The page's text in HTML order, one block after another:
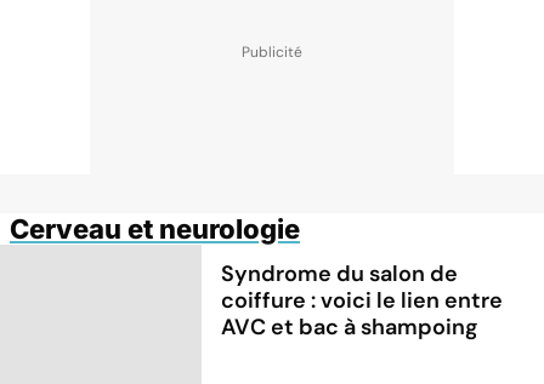
Cerveau et neurologie
Syndrome du salon de
coiffure : voici le lien entre
AVC et bac à shampoing